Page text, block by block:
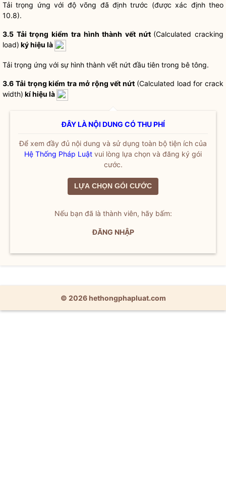
Tải trọng ứng với độ võng đã định trước (được xác định theo
10.8).
3.5 Tải trọng kiểm tra hình thành vết nứt (Calculated cracking
load) ký hiệu là
Tải trọng ứng với sự hình thành vết nứt đầu tiên trong bê tông.
3.6 Tải trọng kiểm tra mở rộng vết nứt (Calculated load for crack
width) kí hiệu là
ĐÂY LÀ NỘI DUNG CÓ THU PHÍ
Để xem đầy đủ nội dung và sử dụng toàn bộ tiện ích của
Hệ Thống Pháp Luật vui lòng lựa chọn và đăng ký gói
cước.
LỰA CHỌN GÓI CƯỚC
Nếu bạn đã là thành viên, hãy bấm:
ĐĂNG NHẬP
© 2026 hethongphapluat.com